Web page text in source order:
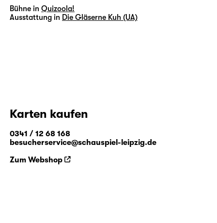
Bühne in Quizoola!
Ausstattung in Die Gläserne Kuh (UA)
Karten kaufen
0341 / 12 68 168
besucherservice@schauspiel-leipzig.de
Zum Webshop